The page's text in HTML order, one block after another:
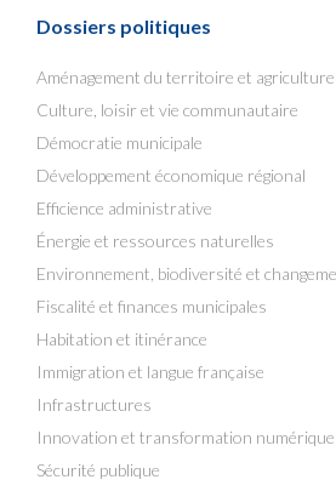
Dossiers politiques
Aménagement du territoire et agriculture
Culture, loisir et vie communautaire
Démocratie municipale
Développement économique régional
Efficience administrative
Énergie et ressources naturelles
Environnement, biodiversité et
Fiscalité et finances municipales
Habitation et itinérance
Immigration et langue française
Infrastructures
Innovation et transformation numérique
Sécurité publique